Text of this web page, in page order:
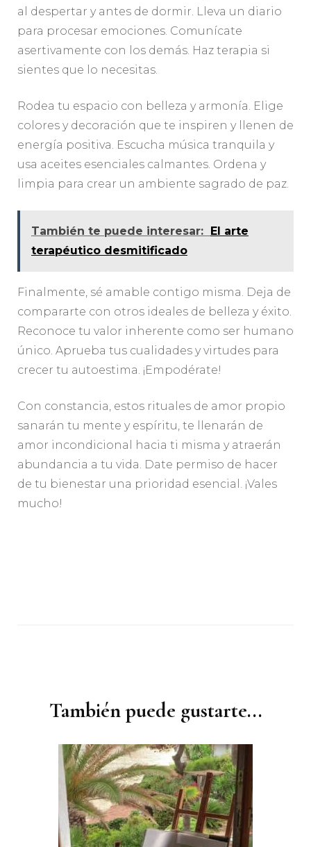
al despertar y antes de dormir. Lleva un diario
para procesar emociones. Comunícate
asertivamente con los demás. Haz terapia si
sientes que lo necesitas.
Rodea tu espacio con belleza y armonía. Elige
colores y decoración que te inspiren y llenen de
energía positiva. Escucha música tranquila y
usa aceites esenciales calmantes. Ordena y
limpia para crear un ambiente sagrado de paz.
También te puede interesar:
El arte
terapéutico desmitificado
Finalmente, sé amable contigo misma. Deja de
compararte con otros ideales de belleza y éxito.
Reconoce tu valor inherente como ser humano
único. Aprueba tus cualidades y virtudes para
crecer tu autoestima. ¡Empodérate!
Con constancia, estos rituales de amor propio
sanarán tu mente y espíritu, te llenarán de
amor incondicional hacia ti misma y atraerán
abundancia a tu vida. Date permiso de hacer
de tu bienestar una prioridad esencial. ¡Vales
mucho!
entradas
También puede gustarte...